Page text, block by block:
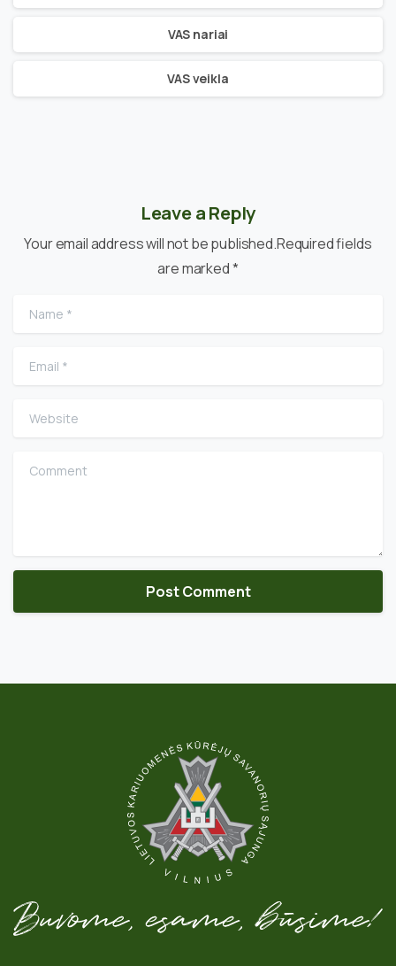
VAS nariai
VAS veikla
Leave a Reply
Your email address will not be published.Required fields
are marked *
Name
Email
Website
Comment